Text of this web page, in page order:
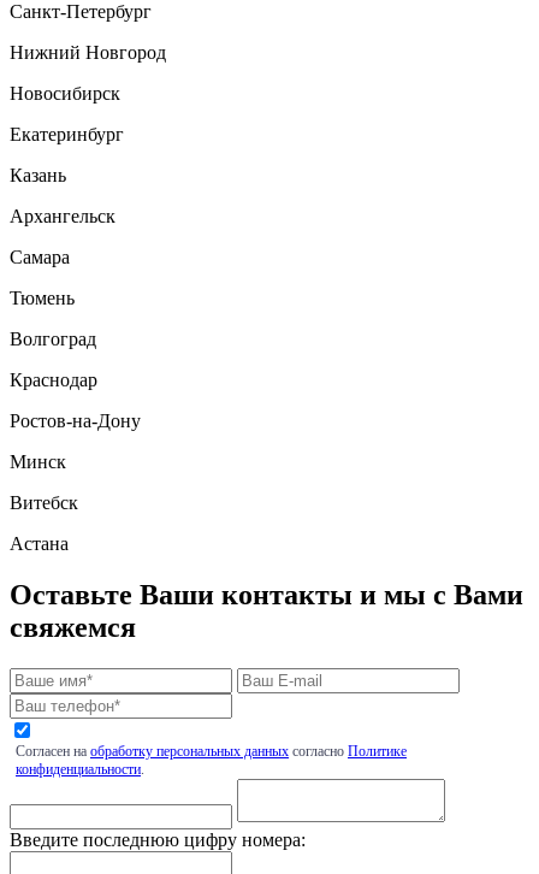
Санкт-Петербург
Нижний Новгород
Новосибирск
Екатеринбург
Казань
Архангельск
Самара
Тюмень
Волгоград
Краснодар
Ростов-на-Дону
Минск
Витебск
Астана
Оставьте Ваши контакты и мы с Вами
свяжемся
Согласен на обработку персональных данных согласно Политике
конфиденциальности.
Введите последнюю цифру номера: